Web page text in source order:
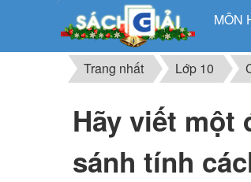
MÔN
Trang nhất Lớp 10
Hãy viết một
sánh tính